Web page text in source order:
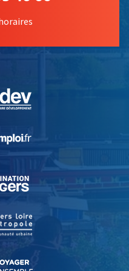
, Ouvre une nouvelle
, Ouvre une nouvelle